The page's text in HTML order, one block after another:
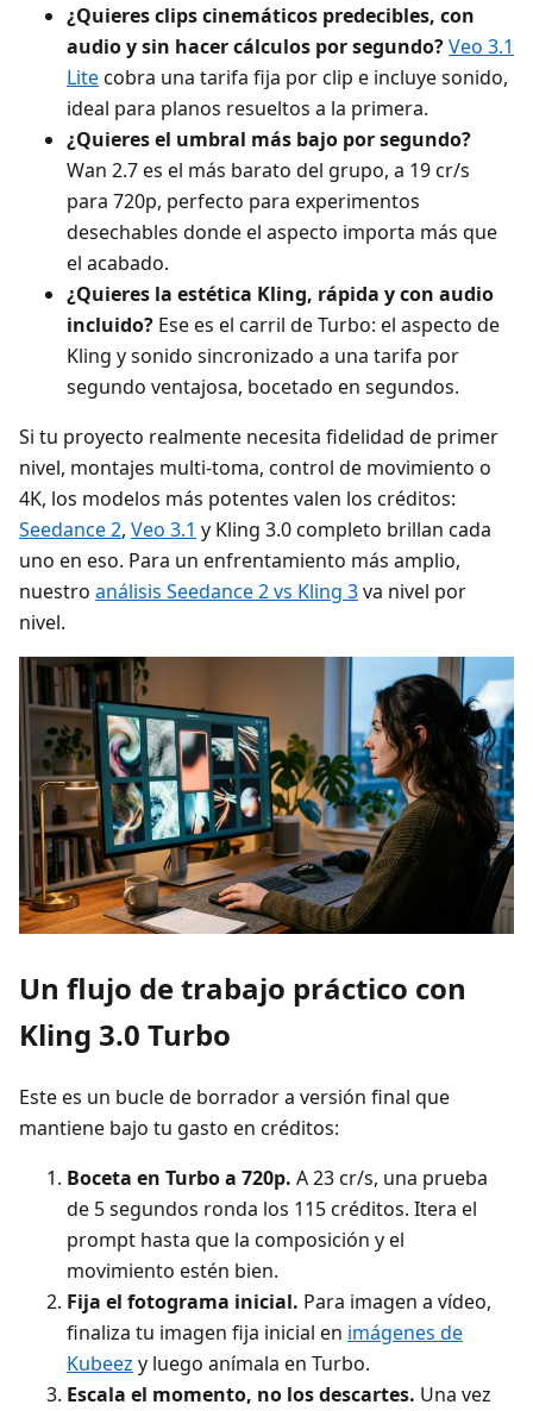
¿Quieres clips cinemáticos predecibles, con
audio y sin hacer cálculos por segundo?Veo 3.1
Litecobra una tarifa fija por clip e incluye sonido,
ideal para planos resueltos a la primera.
¿Quieres el umbral más bajo por segundo?
Wan 2.7 es el más barato del grupo, a 19 cr/s
para 720p, perfecto para experimentos
desechables donde el aspecto importa más que
el acabado.
¿Quieres la estética Kling, rápida y con audio
incluido? Ese es el carril de Turbo: el aspecto de
Kling y sonido sincronizado a una tarifa por
segundo ventajosa, bocetado en segundos.
Si tu proyecto realmente necesita fidelidad de primer
nivel, montajes multi-toma, control de movimiento o
4K, los modelos más potentes valen los créditos:
Seedance 2, Veo 3.1 y Kling 3.0 completo brillan cada
uno en eso. Para un enfrentamiento más amplio,
nuestro análisis Seedance 2 vs Kling 3va nivel por
nivel.
Un flujo de trabajo práctico con
Kling 3.0 Turbo
Este es un bucle de borrador a versión final que
mantiene bajo tu gasto en créditos:
Boceta en Turbo a 720p. A 23 cr/s, una prueba
de 5 segundos ronda los 115 créditos. Itera el
prompt hasta que la composición y el
movimiento estén bien.
Fija el fotograma inicial. Para imagen a vídeo,
finaliza tu imagen fija inicial en imágenes de
Kubeez y luego anímala en Turbo.
Escala el momento, no los descartes. Una vez